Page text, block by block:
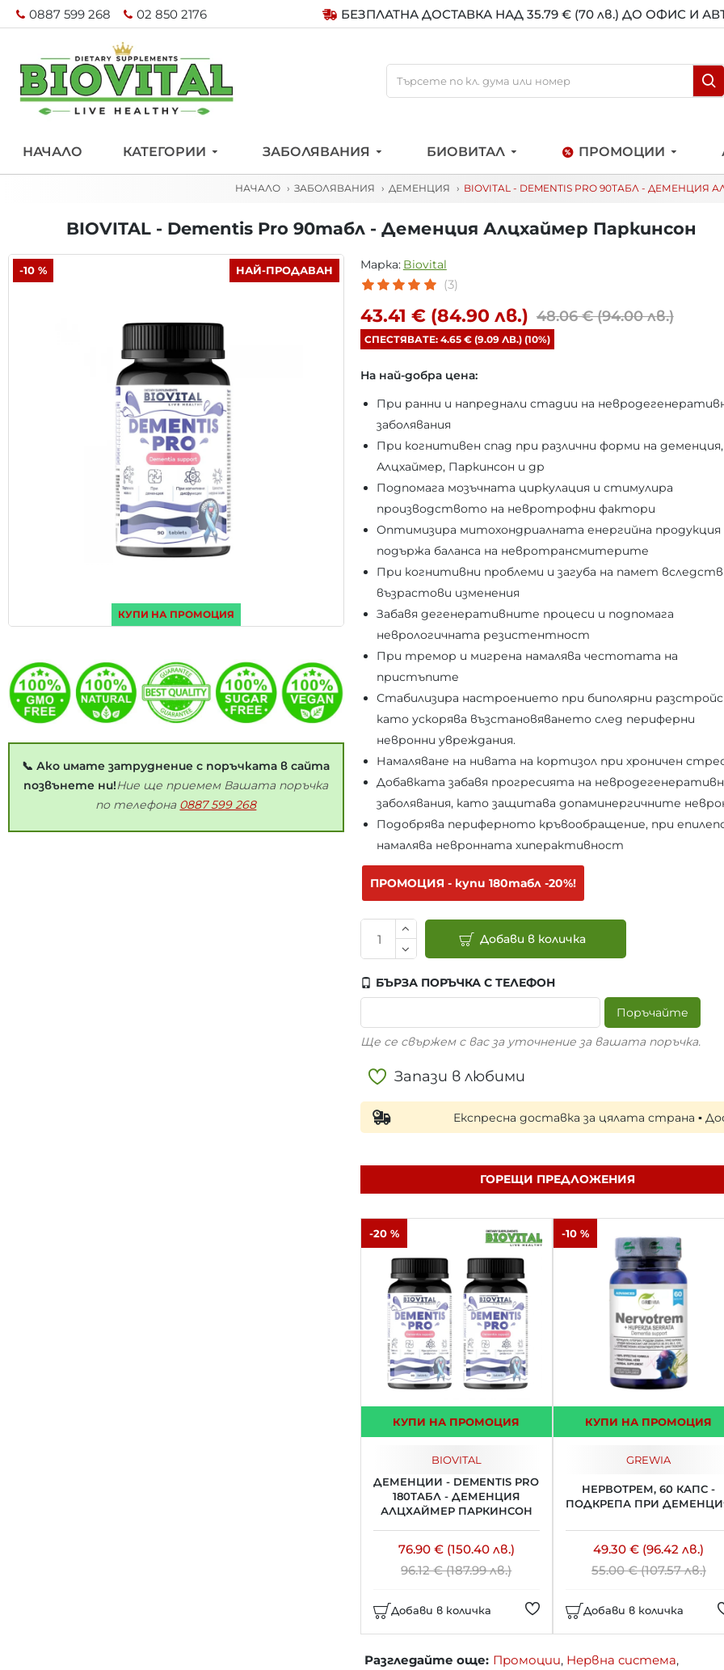
0887 599 268 02 850 2176 БЕЗПЛАТНА ДОСТАВКА НАД 35.79 € (70 лв.) ДО ОФИС И
НАЧАЛО КАТЕГОРИИ ЗАБОЛЯВАНИЯ БИОВИТАЛ ПРОМОЦИИ
НАЧАЛО ЗАБОЛЯВАНИЯ ДЕМЕНЦИЯ BIOVITAL - DEMENTIS PRO 90ТАБЛ -
BIOVITAL - Dementis Pro 90табл - Деменция Алцхаймер Паркинсон
НАЙ-ПРОДАВАН
КУПИ НА ПРОМОЦИЯ
-10 %
📞 Ако имате затруднение с поръчката в сайта
позвънете ни!Ние ще приемем Вашата поръчка
по телефона 0887 599 268
Марка: Biovital
(3)
43.41 € (84.90 лв.) 48.06 € (94.00 лв.)
СПЕСТЯВАТЕ: 4.65 € (9.09 ЛВ.) (10%)
На най-добра цена:
При ранни и напреднали стадии на
заболявания
При когнитивен спад при различни форми на деменция,
Алцхаймер, Паркинсон и др
Подпомага мозъчната циркулация и стимулира
производството на невротрофни фактори
Оптимизира митохондриалната енергийна продукция
подържа баланса на невротрансмитерите
При когнитивни проблеми и загуба на памет
възрастови изменения
Забавя дегенеративните процеси и подпомага
неврологичната резистентност
При тремор и мигрена намалява честотата на
пристъпите
Стабилизира настроението при биполярни
като ускорява възстановяването след периферни
невронни увреждания.
Намаляване на нивата на кортизол при хроничен
Добавката забавя прогресията на
заболявания, като защитава допаминергичните
Подобрява периферното кръвообращение, при
намалява невронната хиперактивност
ПРОМОЦИЯ - купи 180табл -20%!
Добави в количка
БЪРЗА ПОРЪЧКА С ТЕЛЕФОН
Поръчайте
Ще се свържем с вас за уточнение за вашата поръчка.
Запази в любими
Експресна доставка за цялата страна ▪
ГОРЕЩИ ПРЕДЛОЖЕНИЯ
-20 %
КУПИ НА ПРОМОЦИЯ
BIOVITAL
ДЕМЕНЦИИ - DEMENTIS PRO
180ТАБЛ - ДЕМЕНЦИЯ
АЛЦХАЙМЕР ПАРКИНСОН
76.90 € (150.40 лв.)
96.12 € (187.99 лв.)
Добави в количка
-10 %
КУПИ НА ПРОМОЦИЯ
GREWIA
НЕРВОТРЕМ, 60 КАПС -
ПОДКРЕПА ПРИ
49.30 € (96.42 лв.)
55.00 € (107.57 лв.)
Добави в количка
Разгледайте още: Промоции, Нервна система,